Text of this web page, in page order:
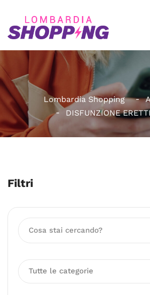
Lombardia Shopping
DISFUNZIONE
Filtri
Tutte le categorie